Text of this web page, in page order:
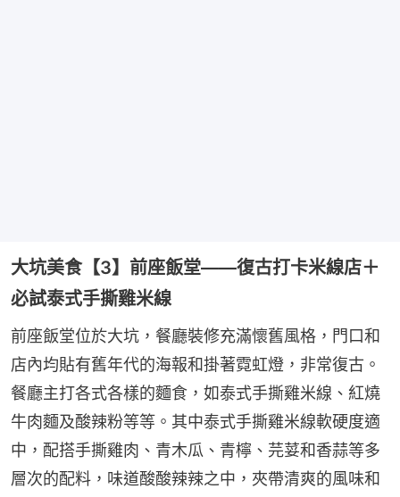
大坑美食【3】前座飯堂——復古打卡米線店＋
必試泰式手撕雞米線
前座飯堂位於大坑，餐廳裝修充滿懷舊風格，門口和
店內均貼有舊年代的海報和掛著霓虹燈，非常復古。
餐廳主打各式各樣的麵食，如泰式手撕雞米線、紅燒
牛肉麵及酸辣粉等等。其中泰式手撕雞米線軟硬度適
中，配搭手撕雞肉、青木瓜、青檸、芫荽和香蒜等多
層次的配料，味道酸酸辣辣之中，夾帶清爽的風味和